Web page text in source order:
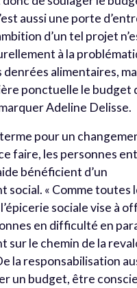
aussi une porte
d’un tel projet
à la
denrées alimentaires,
ponctuelle le budget
Adeline Delisse.
pour un
faire, les personnes
bénéficient d’un
social. « Comme toutes
sociale vise à
en difficulté en
sur le chemin de la
la responsabilisation
un budget, être